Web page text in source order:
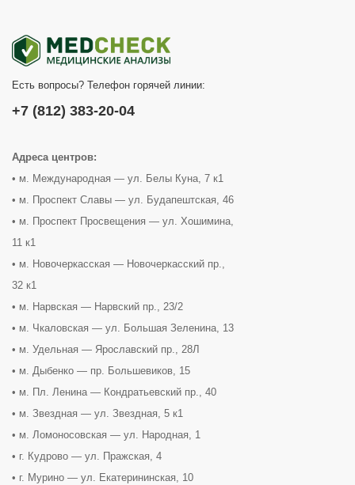
Есть вопросы? Телефон горячей линии:
+7 (812) 383-20-04
Адреса центров:
• м. Международная — ул. Белы Куна, 7 к1
• м. Проспект Славы — ул. Будапештская, 46
• м. Проспект Просвещения — ул. Хошимина,
11 к1
• м. Новочеркасская — Новочеркасский пр.,
32 к1
• м. Нарвская — Нарвский пр., 23/2
• м. Чкаловская — ул. Большая Зеленина, 13
• м. Удельная — Ярославский пр., 28Л
• м. Дыбенко — пр. Большевиков, 15
• м. Пл. Ленина — Кондратьевский пр., 40
• м. Звездная — ул. Звездная, 5 к1
• м. Ломоносовская — ул. Народная, 1
• г. Кудрово — ул. Пражская, 4
• г. Мурино — ул. Екатерининская, 10